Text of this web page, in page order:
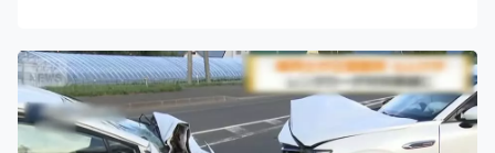
發，又回頭取煙花彈，拋向火堆引爆煙花。兩名聯邦保護
局人員和大樓保安等人衝上前將他制服，有執法人員制服
他時受傷，一名途人被煙花所傷。 聯邦調查局證實，他是
退役陸軍阿拉巴薩，43歲，2001年起服役約4年，是愛國